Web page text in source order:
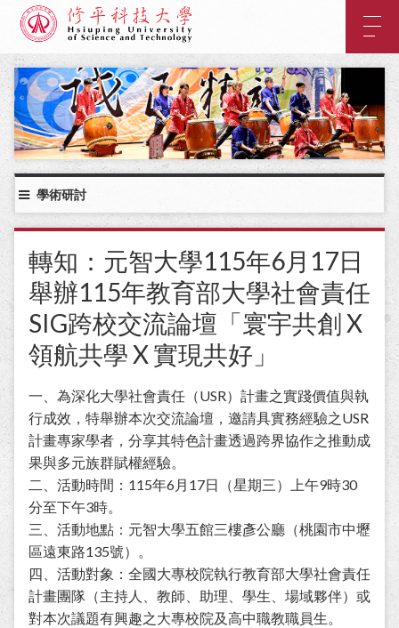
內
容
區
塊
:::
學術研討
轉知：元智大學115年6月17日
舉辦115年教育部大學社會責任
SIG跨校交流論壇「寰宇共創 X
領航共學 X 實現共好」
一、為深化大學社會責任（USR）計畫之實踐價值與執
行成效，特舉辦本次交流論壇，邀請具實務經驗之USR
計畫專家學者，分享其特色計畫透過跨界協作之推動成
果與多元族群賦權經驗。
二、活動時間：115年6月17日（星期三）上午9時30
分至下午3時。
三、活動地點：元智大學五館三樓彥公廳（桃園市中壢
區遠東路135號）。
四、活動對象：全國大專校院執行教育部大學社會責任
計畫團隊（主持人、教師、助理、學生、場域夥伴）或
對本次議題有興趣之大專校院及高中職教職員生。